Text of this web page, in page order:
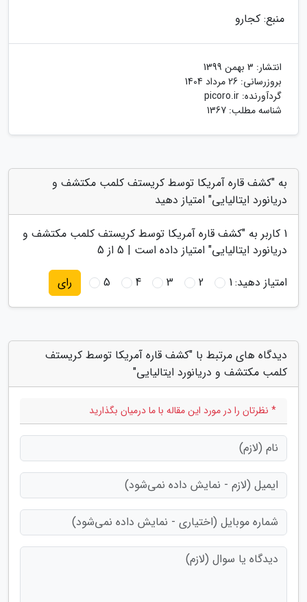
منبع: کجارو
انتشار: 3 بهمن 1399
بروزرسانی: 26 مرداد 1404
گردآورنده: picoro.ir
شناسه مطلب: 1367
به "کشف قاره آمریکا توسط کریستف کلمب مکتشف و
دریانورد ایتالیایی" امتیاز دهید
1 کاربر به "کشف قاره آمریکا توسط کریستف کلمب مکتشف و
دریانورد ایتالیایی" امتیاز داده است | 5 از 5
امتیاز دهید:1
2
3
4
5 رای
دیدگاه های مرتبط با "کشف قاره آمریکا توسط کریستف
کلمب مکتشف و دریانورد ایتالیایی"
* نظرتان را در مورد این مقاله با ما درمیان بگذارید